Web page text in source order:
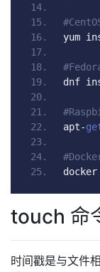
yum
dnf
apt-
docker
touch 命
时间戳是与文件